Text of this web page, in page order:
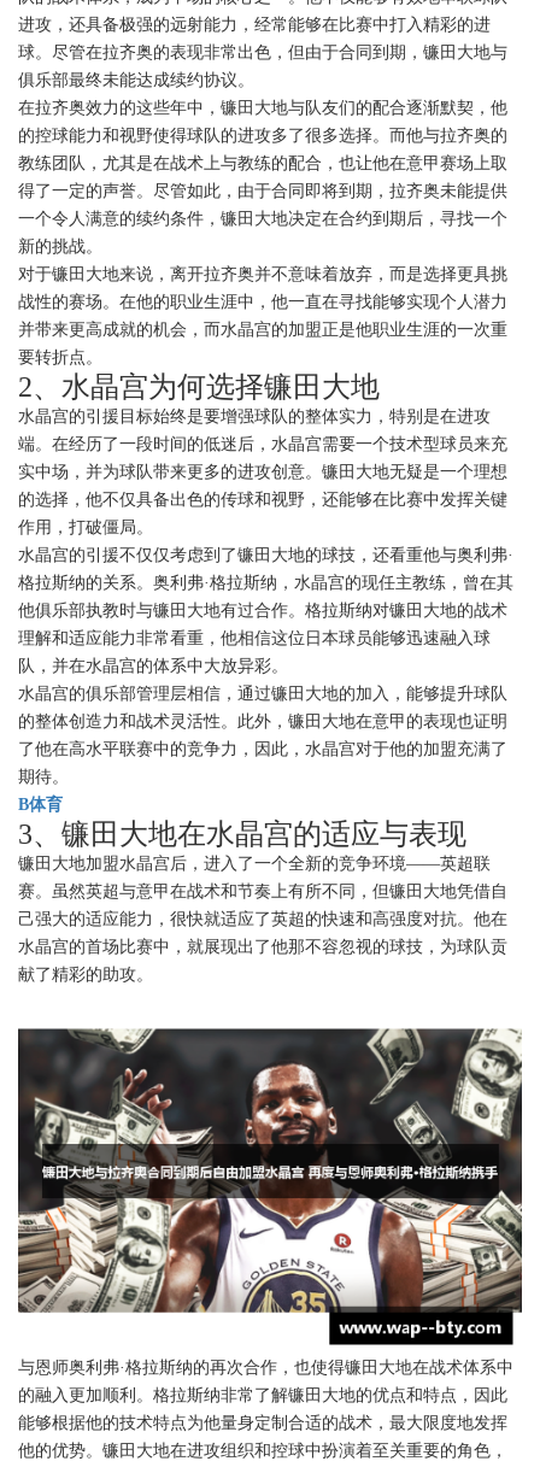
进攻，还具备极强的远射能力，经常能够在比赛中打入精彩的进
球。尽管在拉齐奥的表现非常出色，但由于合同到期，镰田大地与
俱乐部最终未能达成续约协议。
在拉齐奥效力的这些年中，镰田大地与队友们的配合逐渐默契，他
的控球能力和视野使得球队的进攻多了很多选择。而他与拉齐奥的
教练团队，尤其是在战术上与教练的配合，也让他在意甲赛场上取
得了一定的声誉。尽管如此，由于合同即将到期，拉齐奥未能提供
一个令人满意的续约条件，镰田大地决定在合约到期后，寻找一个
新的挑战。
对于镰田大地来说，离开拉齐奥并不意味着放弃，而是选择更具挑
战性的赛场。在他的职业生涯中，他一直在寻找能够实现个人潜力
并带来更高成就的机会，而水晶宫的加盟正是他职业生涯的一次重
要转折点。
2、水晶宫为何选择镰田大地
水晶宫的引援目标始终是要增强球队的整体实力，特别是在进攻
端。在经历了一段时间的低迷后，水晶宫需要一个技术型球员来充
实中场，并为球队带来更多的进攻创意。镰田大地无疑是一个理想
的选择，他不仅具备出色的传球和视野，还能够在比赛中发挥关键
作用，打破僵局。
水晶宫的引援不仅仅考虑到了镰田大地的球技，还看重他与奥利弗·
格拉斯纳的关系。奥利弗·格拉斯纳，水晶宫的现任主教练，曾在其
他俱乐部执教时与镰田大地有过合作。格拉斯纳对镰田大地的战术
理解和适应能力非常看重，他相信这位日本球员能够迅速融入球
队，并在水晶宫的体系中大放异彩。
水晶宫的俱乐部管理层相信，通过镰田大地的加入，能够提升球队
的整体创造力和战术灵活性。此外，镰田大地在意甲的表现也证明
了他在高水平联赛中的竞争力，因此，水晶宫对于他的加盟充满了
期待。
B体育
3、镰田大地在水晶宫的适应与表现
镰田大地加盟水晶宫后，进入了一个全新的竞争环境——英超联
赛。虽然英超与意甲在战术和节奏上有所不同，但镰田大地凭借自
己强大的适应能力，很快就适应了英超的快速和高强度对抗。他在
水晶宫的首场比赛中，就展现出了他那不容忽视的球技，为球队贡
献了精彩的助攻。
与恩师奥利弗·格拉斯纳的再次合作，也使得镰田大地在战术体系中
的融入更加顺利。格拉斯纳非常了解镰田大地的优点和特点，因此
能够根据他的技术特点为他量身定制合适的战术，最大限度地发挥
他的优势。镰田大地在进攻组织和控球中扮演着至关重要的角色，